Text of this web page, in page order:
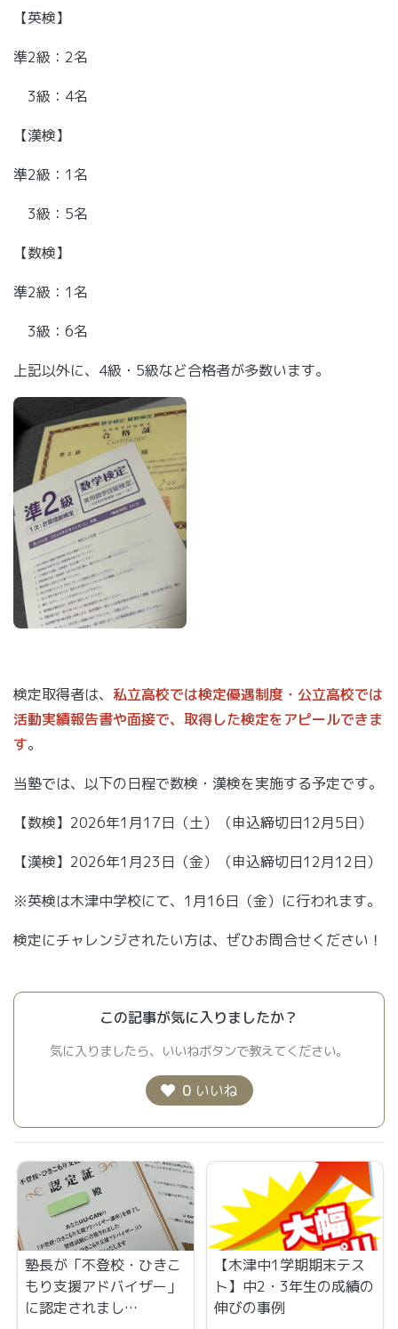
【英検】
準2級：2名
3級：4名
【漢検】
準2級：1名
3級：5名
【数検】
準2級：1名
3級：6名
上記以外に、4級・5級など合格者が多数います。
検定取得者は、 私立高校では検定優遇制度・公立高校では
活動実績報告書や面接で、取得した検定をアピールできま
す。
当塾では、以下の日程で数検・漢検を実施する予定です。
【数検】2026年1月17日（土）（申込締切日12月5日）
【漢検】2026年1月23日（金）（申込締切日12月12日）
※英検は木津中学校にて、1月16日（金）に行われます。
検定にチャレンジされたい方は、ぜひお問合せください！
この記事が気に入りましたか？
気に入りましたら、いいねボタンで教えてください。
0 いいね
塾長が「不登校・ひきこ
もり支援アドバイザー」
に認定されまし…
【木津中1学期期末テス
ト】中2・3年生の成績の
伸びの事例